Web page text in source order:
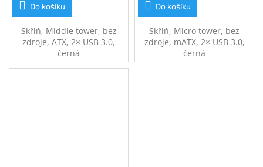
Do košíku
Skříň, Middle tower, bez
zdroje, ATX, 2× USB 3.0,
černá
Do košíku
Skříň, Micro tower, bez
zdroje, mATX, 2× USB 3.0,
černá